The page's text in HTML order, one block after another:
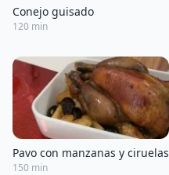
Conejo guisado
120 min
Pavo con manzanas y ciruelas
150 min